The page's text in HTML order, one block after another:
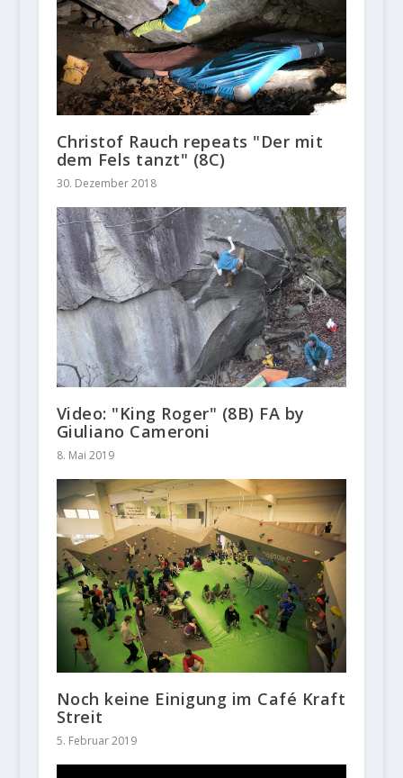
Christof Rauch repeats "Der mit
dem Fels tanzt" (8C)
30. Dezember 2018
Video: "King Roger" (8B) FA by
Giuliano Cameroni
8. Mai 2019
Noch keine Einigung im Café Kraft
Streit
5. Februar 2019